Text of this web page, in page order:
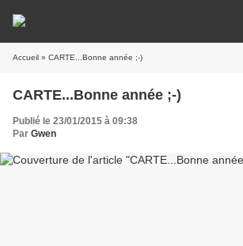
Accueil » CARTE...Bonne année ;-)
CARTE...Bonne année ;-)
Publié le 23/01/2015 à 09:38
Par Gwen